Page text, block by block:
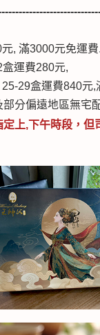
, 滿3000元免運
運費280元,
運費840元,滿
分偏遠地區無宅
定上,下午時段 ， 但